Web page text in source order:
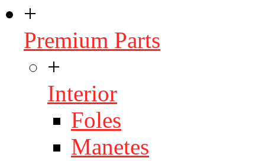
+
Premium Parts
+
Interior
Foles
Manetes